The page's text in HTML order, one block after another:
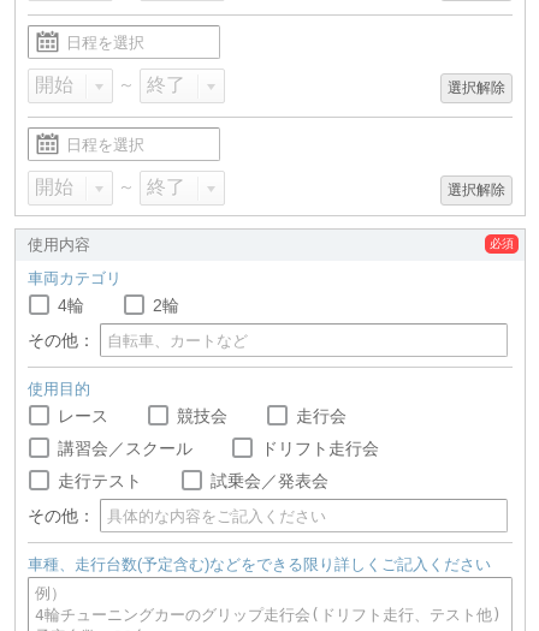
～ 選択解除
～ 選択解除
使用内容
車両カテゴリ
4輪
2輪
その他：
使用目的
レース 競技会
走行会
講習会／スクール
ドリフト走行会
走行テスト
試乗会／発表会
その他：
車種、走行台数(予定含む)などをできる限り詳しくご記入ください